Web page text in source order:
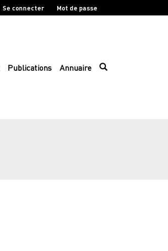
Se connecter Mot de passe
Publications Annuaire